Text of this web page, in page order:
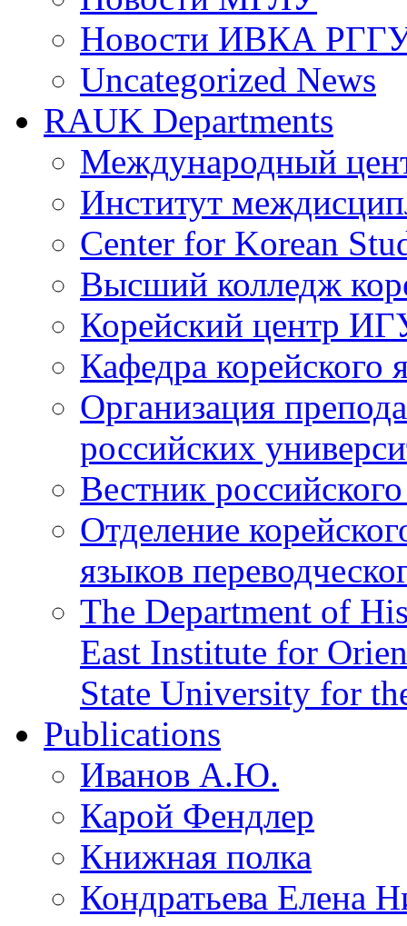
Новости ИВКА
Uncategorized News
RAUK Departments
Международный
Институт
Center for Korean
Высший колледж
Корейский центр
Кафедра
Организация
российских
Вестник
Отделение
языков
The Department of
East Institute for
State University for
Publications
Иванов А.Ю.
Карой Фендлер
Книжная полка
Кондратьева Елена